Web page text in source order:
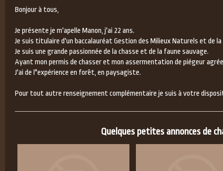
Bonjour à tous,
Je présente je m'apelle Manon, j'ai 22 ans.
Je suis titulaire d'un baccalauréat Gestion des Milieux Naturels et de la
Je suis une grande passionnée de la chasse et de la faune sauvage.
Ayant mon permis de chasser et mon assermentation de piégeur
J'ai de l"expérience en forêt, en paysagiste.
Pour tout autre renseignement complémentaire je suis à votre
Quelques petites annonces de